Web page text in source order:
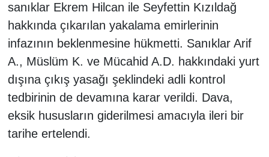
sanıklar Ekrem Hilcan ile Seyfettin Kızıldağ
hakkında çıkarılan yakalama emirlerinin
infazının beklenmesine hükmetti. Sanıklar Arif
A., Müslüm K. ve Mücahid A.D. hakkındaki yurt
dışına çıkış yasağı şeklindeki adli kontrol
tedbirinin de devamına karar verildi. Dava,
eksik hususların giderilmesi amacıyla ileri bir
tarihe ertelendi.